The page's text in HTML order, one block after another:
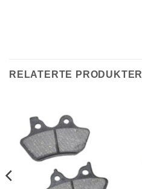
RELATERTE PRODUKTER